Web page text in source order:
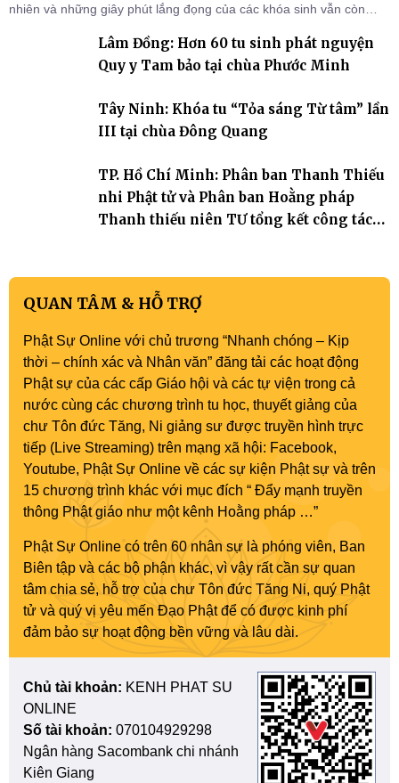
nhiên và những giây phút lắng đọng của các khóa sinh vẫn còn
Tháp). Những tuần tu học ngắn ngủi nhưng đã trở thành hành
trang quý báu, gieo những hạt giống thiện l
Lâm Đồng: Hơn 60 tu sinh phát nguyện
Quy y Tam bảo tại chùa Phước Minh
Tây Ninh: Khóa tu “Tỏa sáng Từ tâm” lần
III tại chùa Đông Quang
TP. Hồ Chí Minh: Phân ban Thanh Thiếu
nhi Phật tử và Phân ban Hoằng pháp
Thanh thiếu niên TƯ tổng kết công tác
QUAN TÂM & HỖ TRỢ
Phật Sự Online với chủ trương “Nhanh chóng – Kịp
thời – chính xác và Nhân văn” đăng tải các hoạt động
Phật sự của các cấp Giáo hội và các tự viện trong cả
nước cùng các chương trình tu học, thuyết giảng của
chư Tôn đức Tăng, Ni giảng sư được truyền hình trực
tiếp (Live Streaming) trên mạng xã hội: Facebook,
Youtube, Phật Sự Online về các sự kiện Phật sự và trên
15 chương trình khác với mục đích “ Đẩy mạnh truyền
thông Phật giáo như một kênh Hoằng pháp …”
Phật Sự Online có trên 60 nhân sự là phóng viên, Ban
Biên tập và các bộ phận khác, vì vậy rất cần sự quan
tâm chia sẻ, hỗ trợ của chư Tôn đức Tăng Ni, quý Phật
tử và quý vị yêu mến Đạo Phật để có được kinh phí
đảm bảo sự hoạt động bền vững và lâu dài.
Chủ tài khoản: KENH PHAT SU
ONLINE
Số tài khoản: 070104929298
Ngân hàng Sacombank chi nhánh
Kiên Giang